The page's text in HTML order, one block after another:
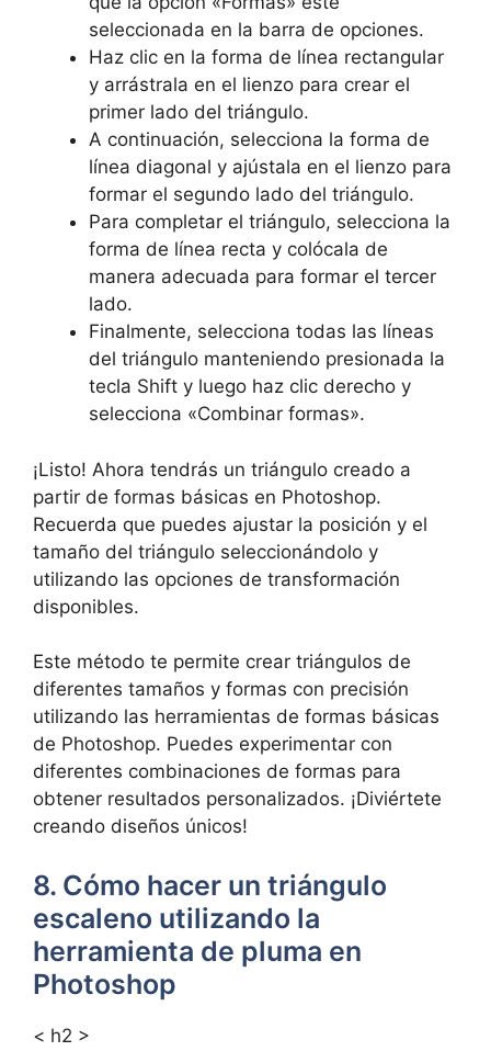
seleccionada en la barra de opciones.
Haz clic en la forma de línea rectangular
y arrástrala en el lienzo para crear el
primer lado del triángulo.
A continuación, selecciona la forma de
línea diagonal y ajústala en el lienzo para
formar el segundo lado del triángulo.
Para completar el triángulo, selecciona la
forma de línea recta y colócala de
manera adecuada para formar el tercer
lado.
Finalmente, selecciona todas las líneas
del triángulo manteniendo presionada la
tecla Shift y luego haz clic derecho y
selecciona «Combinar formas».
¡Listo! Ahora tendrás un triángulo creado a
partir de formas básicas en Photoshop.
Recuerda que puedes ajustar la posición y el
tamaño del triángulo seleccionándolo y
utilizando las opciones de transformación
disponibles.
Este método te permite crear triángulos de
diferentes tamaños y formas con precisión
utilizando las herramientas de formas básicas
de Photoshop. Puedes experimentar con
diferentes combinaciones de formas para
obtener resultados personalizados. ¡Diviértete
creando diseños únicos!
8. Cómo hacer un triángulo
escaleno utilizando la
herramienta de pluma en
Photoshop
< h2 >